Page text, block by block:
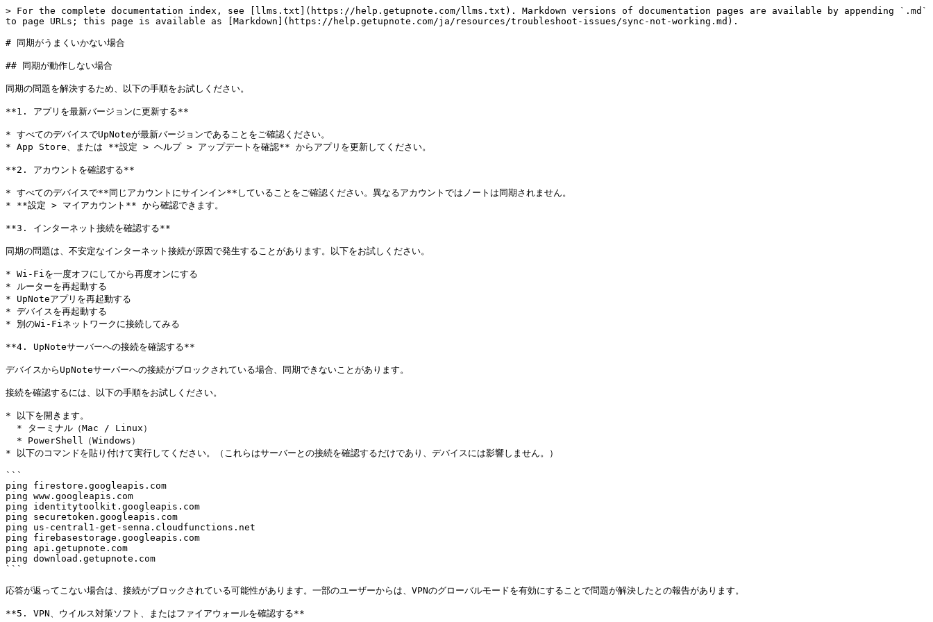
> For the complete documentation index, see [llms.txt](https://help.getupnote.com/llms.txt). Markdown versions of documentation pages are available by appending `.md`
to page URLs; this page is available as [Markdown](https://help.getupnote.com/ja/resources/troubleshoot-issues/sync-not-working.md).
# 同期がうまくいかない場合
## 同期が動作しない場合
同期の問題を解決するため、以下の手順をお試しください。
**1. アプリを最新バージョンに更新する**
* すべてのデバイスでUpNoteが最新バージョンであることをご確認ください。
* App Store、または **設定 > ヘルプ > アップデートを確認** からアプリを更新してください。
**2. アカウントを確認する**
* すべてのデバイスで**同じアカウントにサインイン**していることをご確認ください。異なるアカウントではノートは同期されません。
* **設定 > マイアカウント** から確認できます。
**3. インターネット接続を確認する**
同期の問題は、不安定なインターネット接続が原因で発生することがあります。以下をお試しください。
* Wi-Fiを一度オフにしてから再度オンにする
* ルーターを再起動する
* UpNoteアプリを再起動する
* デバイスを再起動する
* 別のWi-Fiネットワークに接続してみる
**4. UpNoteサーバーへの接続を確認する**
デバイスからUpNoteサーバーへの接続がブロックされている場合、同期できないことがあります。
接続を確認するには、以下の手順をお試しください。
* 以下を開きます。
* 以下のコマンドを貼り付けて実行してください。（これらはサーバーとの接続を確認するだけであり、デバイスには影響しません。）
```
ping firestore.googleapis.com
ping www.googleapis.com
ping identitytoolkit.googleapis.com
ping securetoken.googleapis.com
ping us-central1-get-senna.cloudfunctions.net
ping firebasestorage.googleapis.com
ping api.getupnote.com
ping download.getupnote.com
```
応答が返ってこない場合は、接続がブロックされている可能性があります。一部のユーザーからは、VPNのグローバルモードを有効にすることで問題が解決したとの報告があります。
**5. VPN、ウイルス対策ソフト、またはファイアウォールを確認する**